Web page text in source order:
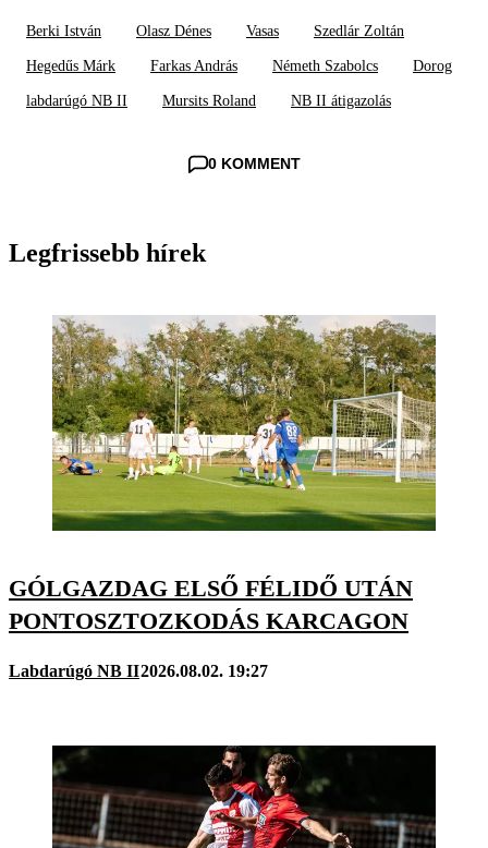
Berki István Olasz Dénes Vasas Szedlár Zoltán
Hegedűs Márk Farkas András Németh Szabolcs Dorog
labdarúgó NB II Mursits Roland NB II átigazolás
0 KOMMENT
Legfrissebb hírek
GÓLGAZDAG ELSŐ FÉLIDŐ UTÁN
PONTOSZTOZKODÁS KARCAGON
Labdarúgó NB II2026.08.02. 19:27